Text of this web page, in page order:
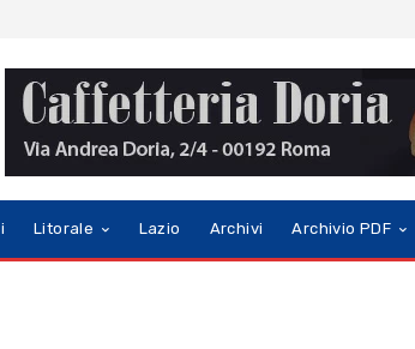
Litorale Lazio Archivi Archivio PDF